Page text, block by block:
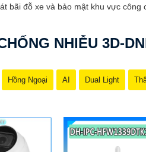
bãi đỗ xe và bảo mật khu vực
NHIỄU 3D-
Hồng Ngoại AI Dual Light